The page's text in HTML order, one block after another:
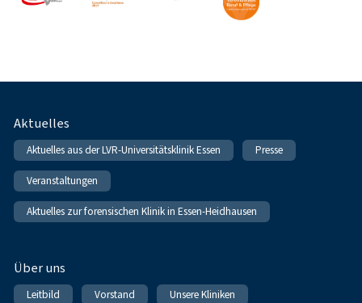
Fußnavigation
Aktuelles
Aktuelles aus der LVR-Universitätsklinik Essen Presse
Veranstaltungen
Aktuelles zur forensischen Klinik in Essen-Heidhausen
Über uns
Leitbild Vorstand Unsere Kliniken